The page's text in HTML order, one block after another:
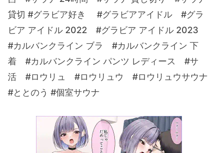
貸切 #グラビア好き #グラビアアイドル #グラ
ビア アイドル 2022 #グラビア アイドル 2023
#カルバンクライン ブラ #カルバンクライン 下
着 #カルバンクライン パンツ レディース #サ
活 #ロウリュ #ロウリュウ #ロウリュウサウナ
#ととのう #個室サウナ